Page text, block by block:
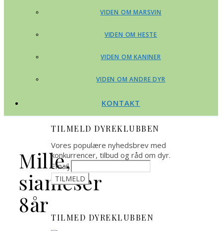
VIDEN OM MARSVIN
VIDEN OM HESTE
VIDEN OM KANINER
VIDEN OM ANDRE DYR
KONTAKT
Mille,
siameser
8år
TILMELD DYREKLUBBEN
Vores populære nyhedsbrev med
konkurrencer, tilbud og råd om dyr.
Email
TILMED DYREKLUBBEN